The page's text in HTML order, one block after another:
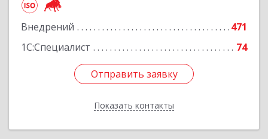
Внедрений
471
1С:Специалист
74
Отправить заявку
Показать контакты
Подробнее
Отправить заявку
Назад